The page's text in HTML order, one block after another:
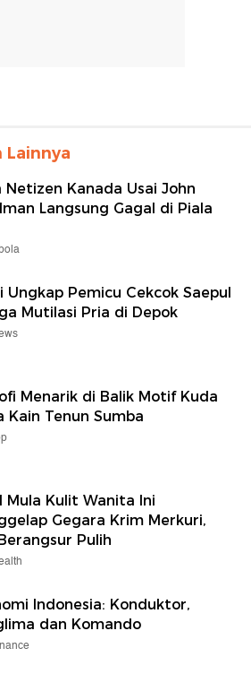
Netizen Kanada Usai John
Langsung Gagal di Piala
Ungkap Pemicu Cekcok Saepul
Mutilasi Pria di Depok
Menarik di Balik Motif Kuda
Kain Tenun Sumba
Mula Kulit Wanita Ini
Gegara Krim Merkuri,
Pulih
Indonesia: Konduktor,
dan Komando